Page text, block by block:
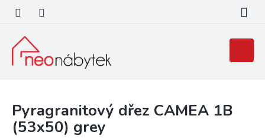
obsah
košík
Pyragranitový dřez CAMEA 1B
(53x50) grey